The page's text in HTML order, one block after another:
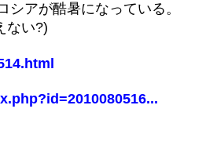
シアが酷暑になっている。
ない?)